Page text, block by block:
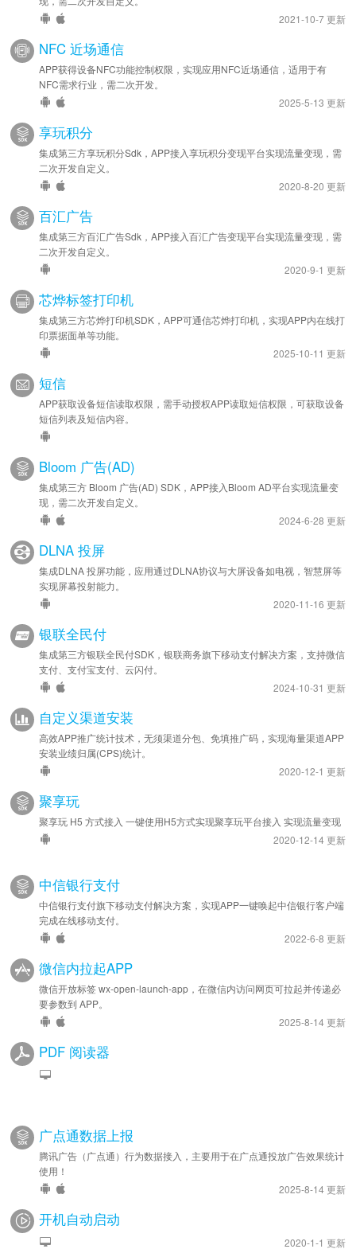
2021-10-7 更新
NFC 近场通信
APP获得设备NFC功能控制权限，实现应用NFC近场通信，适用于有
NFC需求行业，需二次开发。
2025-5-13 更新
享玩积分
集成第三方享玩积分Sdk，APP接入享玩积分变现平台实现流量变现，需
二次开发自定义。
2020-8-20 更新
百汇广告
集成第三方百汇广告Sdk，APP接入百汇广告变现平台实现流量变现，需
二次开发自定义。
2020-9-1 更新
芯烨标签打印机
集成第三方芯烨打印机SDK，APP可通信芯烨打印机，实现APP内在线打
印票据面单等功能。
2025-10-11 更新
短信
APP获取设备短信读取权限，需手动授权APP读取短信权限，可获取设备
短信列表及短信内容。
Bloom 广告(AD)
集成第三方 Bloom 广告(AD) SDK，APP接入Bloom AD平台实现流量变
现，需二次开发自定义。
2024-6-28 更新
DLNA 投屏
集成DLNA 投屏功能，应用通过DLNA协议与大屏设备如电视，智慧屏等
实现屏幕投射能力。
2020-11-16 更新
银联全民付
集成第三方银联全民付SDK，银联商务旗下移动支付解决方案，支持微信
支付、支付宝支付、云闪付。
2024-10-31 更新
自定义渠道安装
高效APP推广统计技术，无须渠道分包、免填推广码，实现海量渠道APP
安装业绩归属(CPS)统计。
2020-12-1 更新
聚享玩
聚享玩 H5 方式接入 一键使用H5方式实现聚享玩平台接入 实现流量变现
2020-12-14 更新
中信银行支付
中信银行支付旗下移动支付解决方案，实现APP一键唤起中信银行客户端
完成在线移动支付。
2022-6-8 更新
微信内拉起APP
微信开放标签 wx-open-launch-app，在微信内访问网页可拉起并传递必
要参数到 APP。
2025-8-14 更新
PDF 阅读器
广点通数据上报
腾讯广告（广点通）行为数据接入，主要用于在广点通投放广告效果统计
使用！
2025-8-14 更新
开机自动启动
2020-1-1 更新